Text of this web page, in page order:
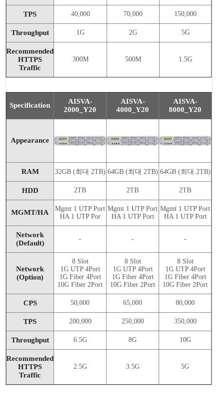
TPS 40,000 70,000 150,000
Throughput 1G 2G 5G
Recommended
HTTPS
Traffic
300M 500M 1.5G
Specification
AISVA-
2000_Y20
AISVA-
4000_Y20
AISVA-
8000_Y20
Appearance
RAM 32GB (최대 2TB) 64GB (최대 2TB) 64GB (최대 2TB)
HDD 2TB 2TB 2TB
MGMT/HA
Mgmt 1 UTP Port
HA 1 UTP Por
Mgmt 1 UTP Port
HA 1 UTP Port
Mgmt 1 UTP Port
HA 1 UTP Port
Network
(Default)
- - -
Network
(Option)
8 Slot
1G UTP 4Port
1G Fiber 4Port
10G Fiber 2Port
8 Slot
1G UTP 4Port
1G Fiber 4Port
10G Fiber 2Port
8 Slot
1G UTP 4Port
1G Fiber 4Port
10G Fiber 2Port
CPS 50,000 65,000 80,000
TPS 200,000 250,000 350,000
Throughput 6.5G 8G 10G
Recommended
HTTPS
Traffic
2.5G 3.5G 5G